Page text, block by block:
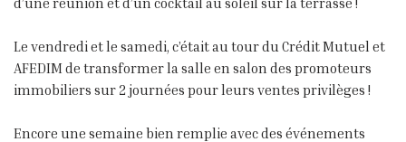
Le vendredi et le samedi, c’était au tour du Crédit Mutuel et
AFEDIM de transformer la salle en salon des promoteurs
immobiliers sur 2 journées pour leurs ventes privilèges !
Encore une semaine bien remplie avec des événements